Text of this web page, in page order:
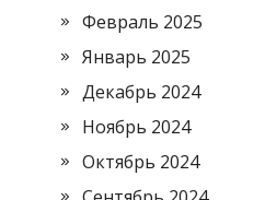
Февраль 2025
Январь 2025
Декабрь 2024
Ноябрь 2024
Октябрь 2024